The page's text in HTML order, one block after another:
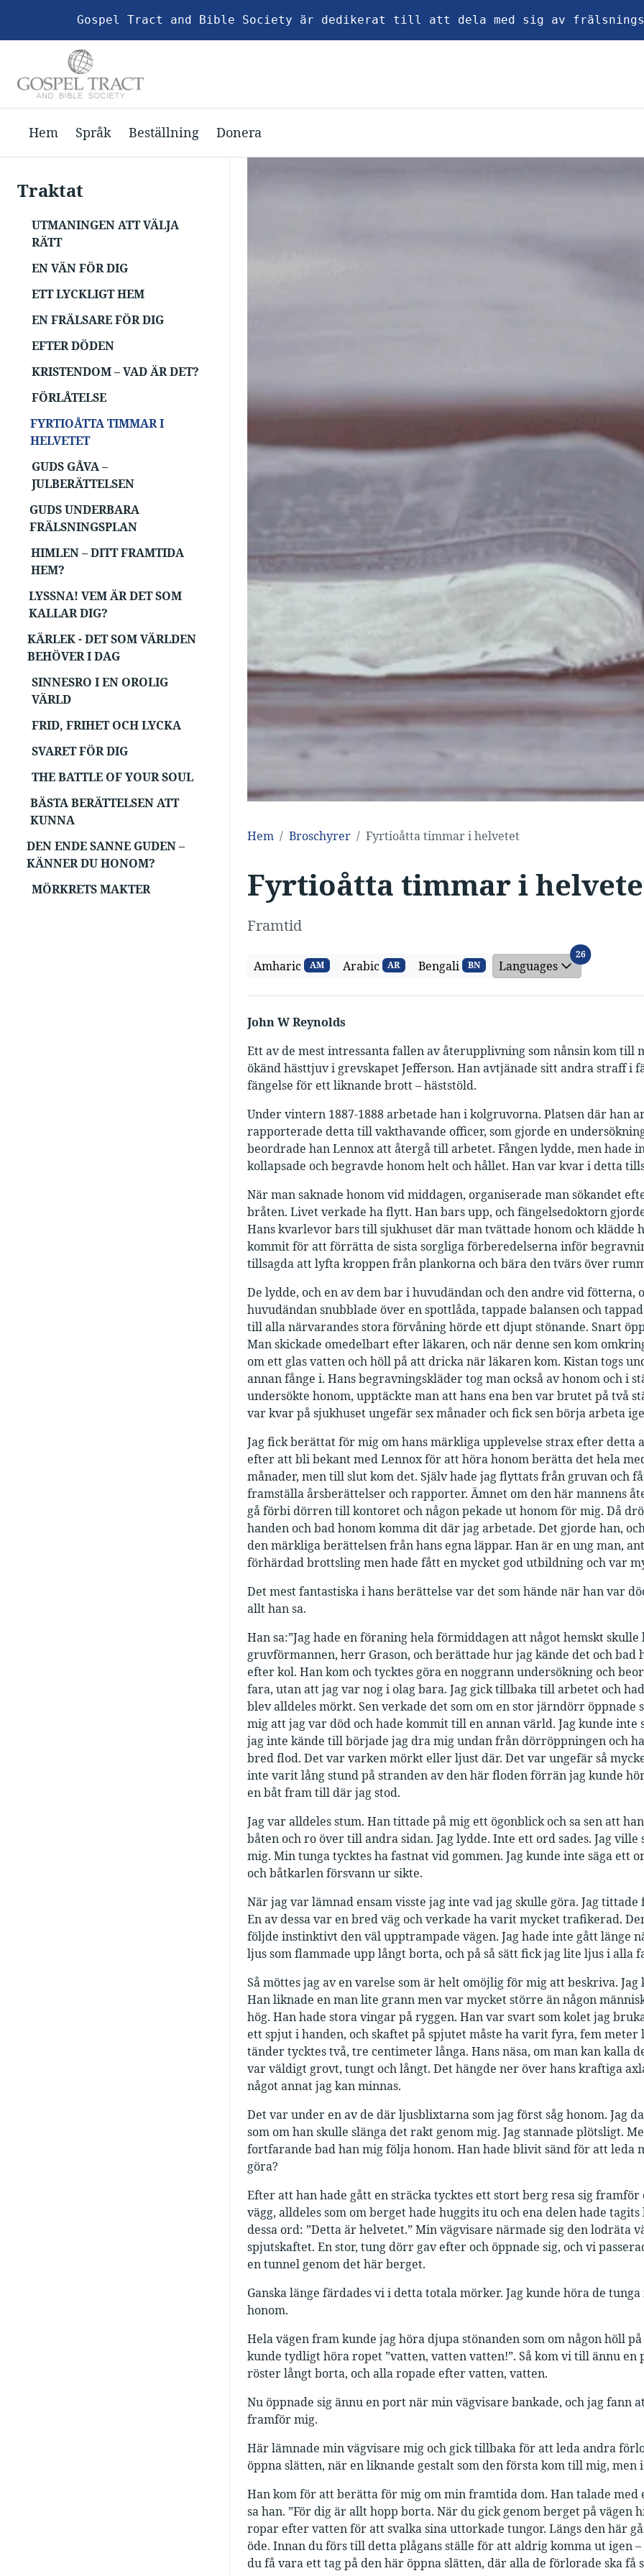
Gospel Tract and Bible Society är dedikerat till att dela med sig av
Hem Språk Beställning Donera
Traktat
UTMANINGEN ATT VÄLJA
RÄTT
EN VÄN FÖR DIG
ETT LYCKLIGT HEM
EN FRÄLSARE FÖR DIG
EFTER DÖDEN
KRISTENDOM – VAD ÄR DET?
FÖRLÅTELSE
FYRTIOÅTTA TIMMAR I
HELVETET
GUDS GÅVA –
JULBERÄTTELSEN
GUDS UNDERBARA
FRÄLSNINGSPLAN
HIMLEN – DITT FRAMTIDA
HEM?
LYSSNA! VEM ÄR DET SOM
KALLAR DIG?
KÄRLEK - DET SOM VÄRLDEN
BEHÖVER I DAG
SINNESRO I EN OROLIG
VÄRLD
FRID, FRIHET OCH LYCKA
SVARET FÖR DIG
THE BATTLE OF YOUR SOUL
BÄSTA BERÄTTELSEN ATT
KUNNA
DEN ENDE SANNE GUDEN –
KÄNNER DU HONOM?
MÖRKRETS MAKTER
Hem Broschyrer Fyrtioåtta timmar i helvetet
Fyrtioåtta timmar i
Framtid
Amharic AM Arabic AR Bengali BN Languages
26Languages
John W Reynolds
Ett av de mest intressanta fallen av återupplivning som nånsin kom till
ökänd hästtjuv i grevskapet Jefferson. Han avtjänade sitt andra straff i
fängelse för ett liknande brott – häststöld.
Under vintern 1887-1888 arbetade han i kolgruvorna. Platsen där han
rapporterade detta till vakthavande officer, som gjorde en
beordrade han Lennox att återgå till arbetet. Fången lydde, men hade
kollapsade och begravde honom helt och hållet. Han var kvar i detta
När man saknade honom vid middagen, organiserade man sökandet
bråten. Livet verkade ha flytt. Han bars upp, och fängelsedoktorn
Hans kvarlevor bars till sjukhuset där man tvättade honom och klädde
kommit för att förrätta de sista sorgliga förberedelserna inför
tillsagda att lyfta kroppen från plankorna och bära den tvärs över
De lydde, och en av dem bar i huvudändan och den andre vid
huvudändan snubblade över en spottlåda, tappade balansen och
till alla närvarandes stora förvåning hörde ett djupt stönande. Snart
Man skickade omedelbart efter läkaren, och när denne sen kom
om ett glas vatten och höll på att dricka när läkaren kom. Kistan togs
annan fånge i. Hans begravningskläder tog man också av honom och i
undersökte honom, upptäckte man att hans ena ben var brutet på två
var kvar på sjukhuset ungefär sex månader och fick sen börja arbeta
Jag fick berättat för mig om hans märkliga upplevelse strax efter detta
efter att bli bekant med Lennox för att höra honom berätta det hela
månader, men till slut kom det. Själv hade jag flyttats från gruvan och
framställa årsberättelser och rapporter. Ämnet om den här mannens
gå förbi dörren till kontoret och någon pekade ut honom för mig. Då
handen och bad honom komma dit där jag arbetade. Det gjorde han,
den märkliga berättelsen från hans egna läppar. Han är en ung man,
förhärdad brottsling men hade fått en mycket god utbildning och var
Det mest fantastiska i hans berättelse var det som hände när han var
allt han sa.
Han sa:”Jag hade en föraning hela förmiddagen att något hemskt
gruvförmannen, herr Grason, och berättade hur jag kände det och
efter kol. Han kom och tycktes göra en noggrann undersökning och
fara, utan att jag var nog i olag bara. Jag gick tillbaka till arbetet och
blev alldeles mörkt. Sen verkade det som om en stor järndörr öppnade
mig att jag var död och hade kommit till en annan värld. Jag kunde inte
jag inte kände till började jag dra mig undan från dörröppningen och
bred flod. Det var varken mörkt eller ljust där. Det var ungefär så
inte varit lång stund på stranden av den här floden förrän jag kunde
en båt fram till där jag stod.
Jag var alldeles stum. Han tittade på mig ett ögonblick och sa sen att
båten och ro över till andra sidan. Jag lydde. Inte ett ord sades. Jag
mig. Min tunga tycktes ha fastnat vid gommen. Jag kunde inte säga ett
och båtkarlen försvann ur sikte.
När jag var lämnad ensam visste jag inte vad jag skulle göra. Jag
En av dessa var en bred väg och verkade ha varit mycket trafikerad.
följde instinktivt den väl upptrampade vägen. Jag hade inte gått länge
ljus som flammade upp långt borta, och på så sätt fick jag lite ljus i alla
Så möttes jag av en varelse som är helt omöjlig för mig att beskriva.
Han liknade en man lite grann men var mycket större än någon
hög. Han hade stora vingar på ryggen. Han var svart som kolet jag
ett spjut i handen, och skaftet på spjutet måste ha varit fyra, fem
tänder tycktes två, tre centimeter långa. Hans näsa, om man kan kalla
var väldigt grovt, tungt och långt. Det hängde ner över hans kraftiga
något annat jag kan minnas.
Det var under en av de där ljusblixtarna som jag först såg honom. Jag
som om han skulle slänga det rakt genom mig. Jag stannade plötsligt.
fortfarande bad han mig följa honom. Han hade blivit sänd för att leda
göra?
Efter att han hade gått en sträcka tycktes ett stort berg resa sig
vägg, alldeles som om berget hade huggits itu och ena delen hade
dessa ord: ”Detta är helvetet.” Min vägvisare närmade sig den lodräta
spjutskaftet. En stor, tung dörr gav efter och öppnade sig, och vi
en tunnel genom det här berget.
Ganska länge färdades vi i detta totala mörker. Jag kunde höra de
honom.
Hela vägen fram kunde jag höra djupa stönanden som om någon höll
kunde tydligt höra ropet ”vatten, vatten vatten!”. Så kom vi till ännu
röster långt borta, och alla ropade efter vatten, vatten.
Nu öppnade sig ännu en port när min vägvisare bankade, och jag fann
framför mig.
Här lämnade min vägvisare mig och gick tillbaka för att leda andra
öppna slätten, när en liknande gestalt som den första kom till mig,
Han kom för att berätta för mig om min framtida dom. Han talade med
sa han. ”För dig är allt hopp borta. När du gick genom berget på
ropar efter vatten för att svalka sina uttorkade tungor. Längs den här
öde. Innan du förs till detta plågans ställe för att aldrig komma ut igen
du få vara ett tag på den här öppna slätten, där alla de förlorade ska